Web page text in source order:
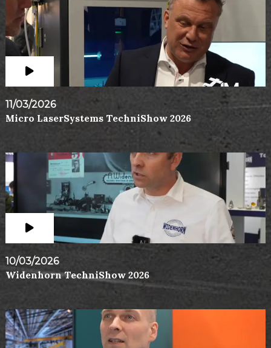
11/03/2026
Micro LaserSystems TechniShow 2026
10/03/2026
Widenhorn TechniShow 2026